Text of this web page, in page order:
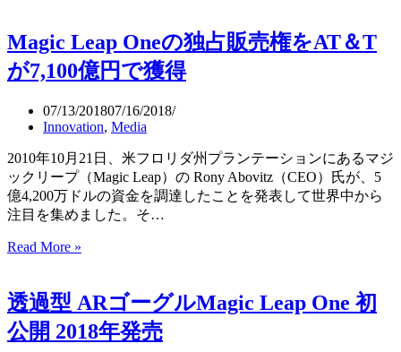
空
間
ン
ピ
ー
テ
ィ
ン
Magic Leap Oneの独占販売権をAT＆T
が7,100億円で獲得
07/13/201807/16/2018
Innovation, Media
2010年10月21日、米フロリダ州プランテーションにあるマジ
ックリープ（Magic Leap）の Rony Abovitz（CEO）氏が、5
億4,200万ドルの資金を調達したことを発表して世界中から
注目を集めました。そ…
Read More »
の
独
占
透過型 ARゴーグルMagic Leap One 初
公開 2018年発売